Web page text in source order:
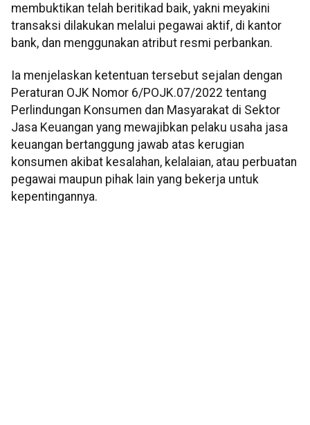
membuktikan telah beritikad baik, yakni meyakini
transaksi dilakukan melalui pegawai aktif, di kantor
bank, dan menggunakan atribut resmi perbankan.
Ia menjelaskan ketentuan tersebut sejalan dengan
Peraturan OJK Nomor 6/POJK.07/2022 tentang
Perlindungan Konsumen dan Masyarakat di Sektor
Jasa Keuangan yang mewajibkan pelaku usaha jasa
keuangan bertanggung jawab atas kerugian
konsumen akibat kesalahan, kelalaian, atau perbuatan
pegawai maupun pihak lain yang bekerja untuk
kepentingannya.